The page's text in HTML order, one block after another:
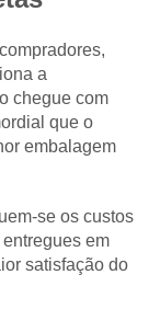
a
chegue com
que o
embalagem
se os custos
em
satisfação do